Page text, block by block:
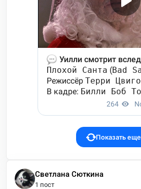
Показать еще
Светлана Сюткина
1 пост